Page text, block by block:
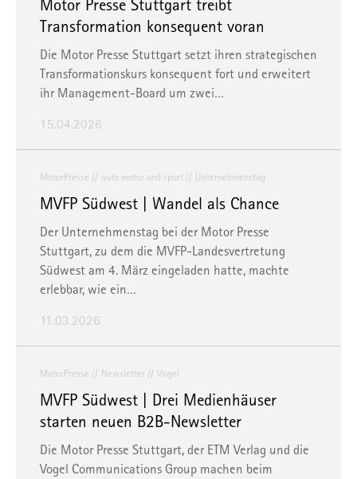
Motor Presse Stuttgart treibt
Transformation konsequent voran
Die Motor Presse Stuttgart setzt ihren strategischen
Transformationskurs konsequent fort und erweitert
ihr Management-Board um zwei…
15.04.2026
MotorPresse auto motor und sport Unternehmenstag
MVFP Südwest | Wandel als Chance
Der Unternehmenstag bei der Motor Presse
Stuttgart, zu dem die MVFP-Landesvertretung
Südwest am 4. März eingeladen hatte, machte
erlebbar, wie ein…
11.03.2026
MotorPresse Newsletter Vogel
MVFP Südwest | Drei Medienhäuser
starten neuen B2B-Newsletter
Die Motor Presse Stuttgart, der ETM Verlag und die
Vogel Communications Group machen beim